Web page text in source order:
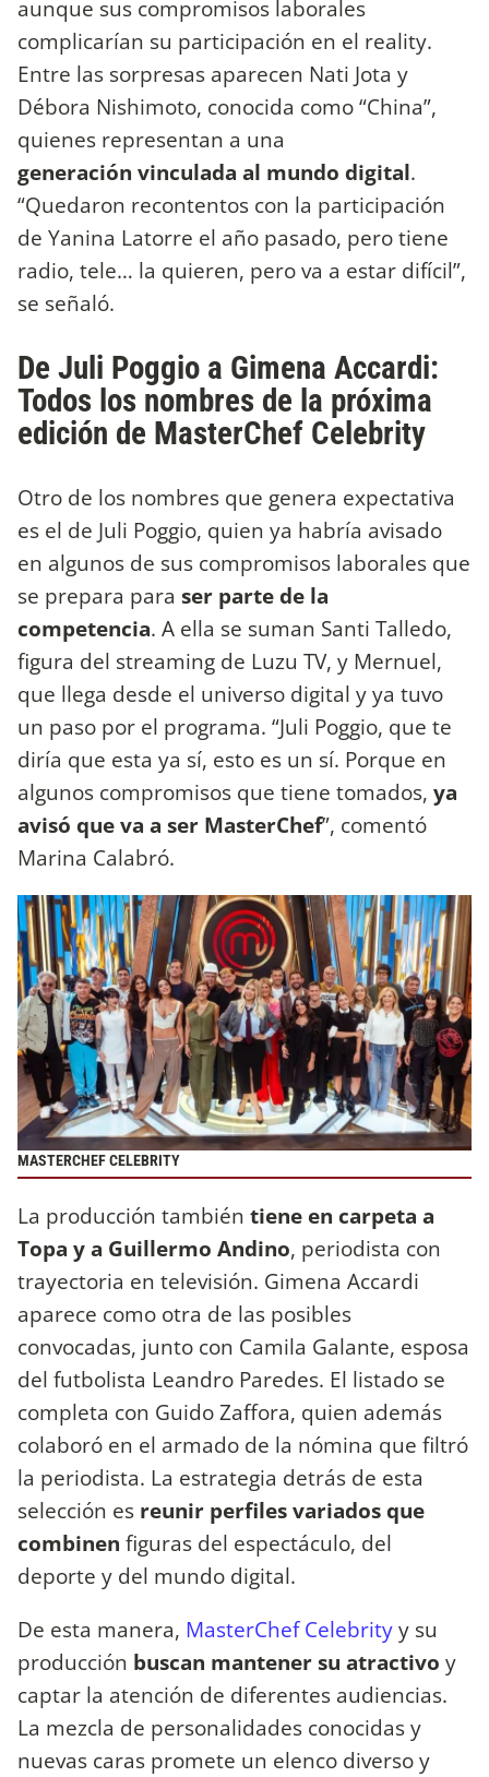
aunque sus compromisos laborales
complicarían su participación en el reality.
Entre las sorpresas aparecen Nati Jota y
Débora Nishimoto, conocida como “China”,
quienes representan a una
generación vinculada al mundo digital.
“Quedaron recontentos con la participación
de Yanina Latorre el año pasado, pero tiene
radio, tele… la quieren, pero va a estar difícil”,
se señaló.
De Juli Poggio a Gimena Accardi:
Todos los nombres de la próxima
edición de MasterChef Celebrity
Otro de los nombres que genera expectativa
es el de Juli Poggio, quien ya habría avisado
en algunos de sus compromisos laborales que
se prepara para ser parte de la
competencia. A ella se suman Santi Talledo,
figura del streaming de Luzu TV, y Mernuel,
que llega desde el universo digital y ya tuvo
un paso por el programa. “Juli Poggio, que te
diría que esta ya sí, esto es un sí. Porque en
algunos compromisos que tiene tomados, ya
avisó que va a ser MasterChef”, comentó
Marina Calabró.
MASTERCHEF CELEBRITY
La producción también tiene en carpeta a
Topa y a Guillermo Andino, periodista con
trayectoria en televisión. Gimena Accardi
aparece como otra de las posibles
convocadas, junto con Camila Galante, esposa
del futbolista Leandro Paredes. El listado se
completa con Guido Zaffora, quien además
colaboró en el armado de la nómina que filtró
la periodista. La estrategia detrás de esta
selección es reunir perfiles variados que
combinen figuras del espectáculo, del
deporte y del mundo digital.
De esta manera, MasterChef Celebrityy su
producción buscan mantener su atractivo y
captar la atención de diferentes audiencias.
La mezcla de personalidades conocidas y
nuevas caras promete un elenco diverso y